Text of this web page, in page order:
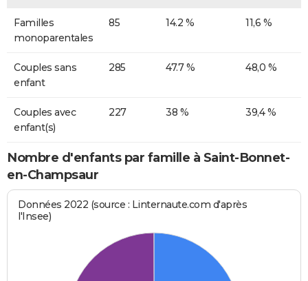
Familles
monoparentales
85 14.2 % 11,6 %
Couples sans
enfant
285 47.7 % 48,0 %
Couples avec
enfant(s)
227 38 % 39,4 %
Nombre d'enfants par famille à Saint-Bonnet-
en-Champsaur
Données 2022 (source : Linternaute.com d'après
l'Insee)